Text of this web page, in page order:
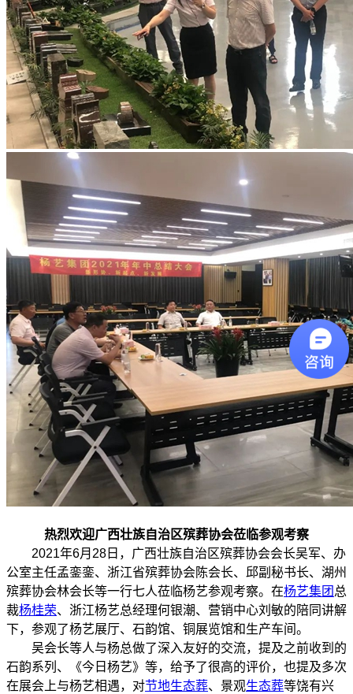
热烈欢迎广西壮族自治区殡葬协会莅临参观考察
2021年6月28日，广西壮族自治区殡葬协会会长吴军、办
公室主任孟銮銮、浙江省殡葬协会陈会长、邱副秘书长、湖州
殡葬协会林会长等一行七人莅临杨艺参观考察。在杨艺集团 总
裁杨桂荣、浙江杨艺总经理何银潮、营销中心刘敏的陪同讲解
下，参观了杨艺展厅、石韵馆、铜展览馆和生产车间。
吴会长等人与杨总做了深入友好的交流，提及之前收到的
石韵系列、《今日杨艺》等，给予了很高的评价，也提及多次
在展会上与杨艺相遇，对节地生态葬、景观生态葬等饶有兴